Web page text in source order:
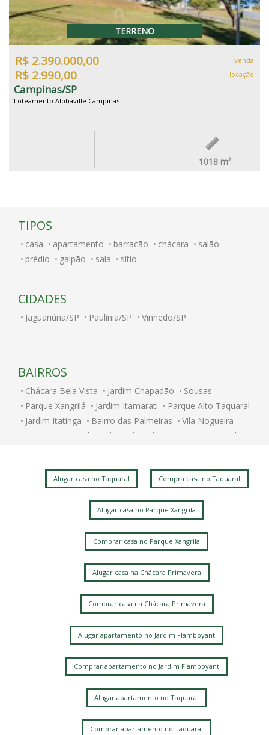
TERRENO
R$ 2.390.000,00 venda
R$ 2.990,00 locação
Campinas/SP
Loteamento Alphaville Campinas
1018 m²
TIPOS
casa apartamento barracão chácara
salão
prédio
galpão sala sítio
CIDADES
Jaguariúna/SP Paulínia/SP Vinhedo/SP
BAIRROS
Chácara Bela Vista Jardim Chapadão
Sousas
Parque Xangrilá
Jardim Itamarati
Parque Alto Taquaral
Jardim Itatinga
Bairro das Palmeiras
Vila Nogueira
Parque Taquaral
Colinas do Atibaia
Novo Taquaral
Parque Rural Fazenda Santa Cândida
Jardim Planalto
Alugar casa no Taquaral Compra casa no Taquaral
Alugar casa no Parque Xangrila
Comprar casa no Parque Xangrila
Alugar casa na Chácara Primavera
Comprar casa na Chácara Primavera
Alugar apartamento no Jardim Flamboyant
Comprar apartamento no Jardim Flamboyant
Alugar apartamento no Taquaral
Comprar apartamento no Taquaral